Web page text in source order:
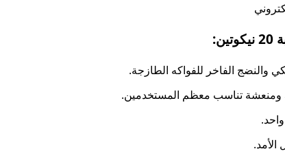
والنضج الفاخر للفواكه الطازجة.